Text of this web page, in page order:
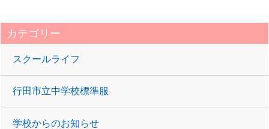
カテゴリー
スクールライフ
行田市立中学校標準服
学校からのお知らせ